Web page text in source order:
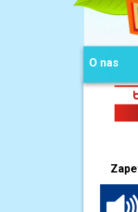
O nas